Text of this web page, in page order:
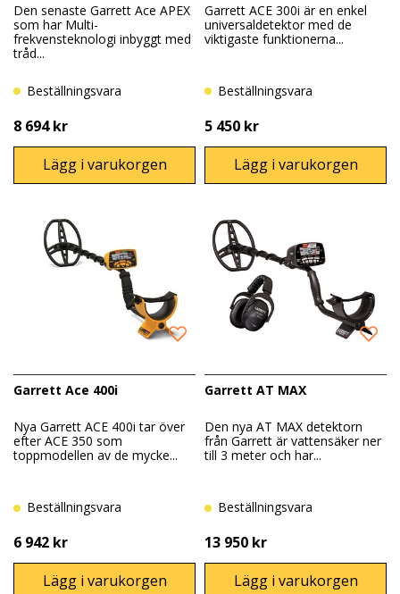
Den senaste Garrett Ace APEX
som har Multi-
frekvensteknologi inbyggt med
tråd...
Beställningsvara
8 694 kr
Lägg i varukorgen
Garrett ACE 300i är en enkel
universaldetektor med de
viktigaste funktionerna...
Beställningsvara
5 450 kr
Lägg i varukorgen
Garrett Ace 400i
Nya Garrett ACE 400i tar över
efter ACE 350 som
toppmodellen av de mycke...
Beställningsvara
6 942 kr
Lägg i varukorgen
Garrett AT MAX
Den nya AT MAX detektorn
från Garrett är vattensäker ner
till 3 meter och har...
Beställningsvara
13 950 kr
Lägg i varukorgen